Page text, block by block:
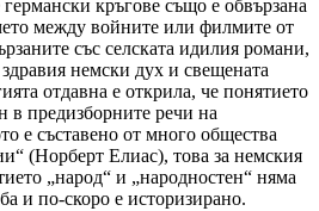
кръгове също е обвързана
между войните или филмите от
със селската идилия романи,
немски дух и свещената
отдавна е открила, че понятието
в предизборните речи на
е съставено от много общества
(Норберт Елиас), това за немския
„народ“ и „народностен“ няма
и по-скоро е историзирано.